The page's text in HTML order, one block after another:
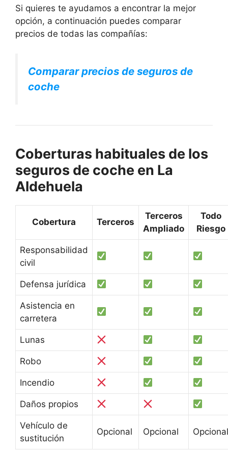
Si quieres te ayudamos a encontrar la mejor
opción, a continuación puedes comparar
precios de todas las compañías:
Comparar precios de seguros de
coche
Coberturas habituales de los
seguros de coche en La
Aldehuela
Cobertura Terceros
Terceros
Ampliado
Todo
Riesgo
Responsabilidad
civil
Defensa jurídica
Asistencia en
carretera
Lunas
Robo
Incendio
Daños propios
Vehículo de
sustitución
Opcional Opcional Opcional